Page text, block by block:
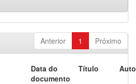
Anterior 1 Próximo
Data do
documento
Título